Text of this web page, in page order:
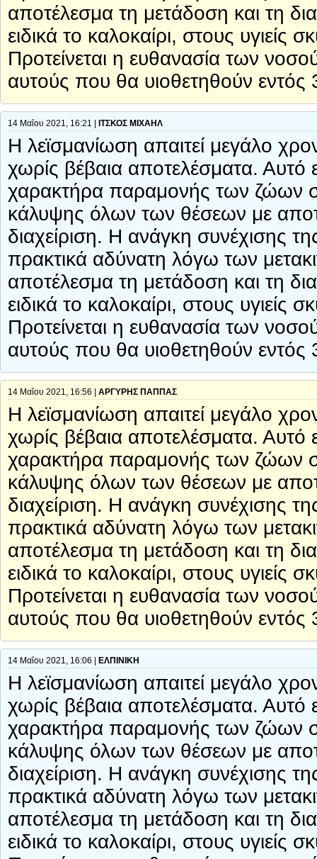
αποτέλεσμα τη μετάδοση και τη
ειδικά το καλοκαίρι, στους
Προτείνεται η ευθανασία των
αυτούς που θα υιοθετηθούν
14 Μαΐου 2021, 16:21 | ΙΤΣΚΟΣ ΜΙΧΑΗΛ
Η λεϊσμανίωση απαιτεί μεγάλο
χωρίς βέβαια αποτελέσματα. Αυτό
χαρακτήρα παραμονής των ζώων
κάλυψης όλων των θέσεων με
διαχείριση. Η ανάγκη συνέχισης
πρακτικά αδύνατη λόγω των
αποτέλεσμα τη μετάδοση και τη
ειδικά το καλοκαίρι, στους
Προτείνεται η ευθανασία των
αυτούς που θα υιοθετηθούν
14 Μαΐου 2021, 16:56 | ΑΡΓΥΡΗΣ ΠΑΠΠΑΣ
Η λεϊσμανίωση απαιτεί μεγάλο
χωρίς βέβαια αποτελέσματα. Αυτό
χαρακτήρα παραμονής των ζώων
κάλυψης όλων των θέσεων με
διαχείριση. Η ανάγκη συνέχισης
πρακτικά αδύνατη λόγω των
αποτέλεσμα τη μετάδοση και τη
ειδικά το καλοκαίρι, στους
Προτείνεται η ευθανασία των
αυτούς που θα υιοθετηθούν
14 Μαΐου 2021, 16:06 | ΕΛΠΙΝΙΚΗ
Η λεϊσμανίωση απαιτεί μεγάλο
χωρίς βέβαια αποτελέσματα. Αυτό
χαρακτήρα παραμονής των ζώων
κάλυψης όλων των θέσεων με
διαχείριση. Η ανάγκη συνέχισης
πρακτικά αδύνατη λόγω των
αποτέλεσμα τη μετάδοση και τη
ειδικά το καλοκαίρι, στους